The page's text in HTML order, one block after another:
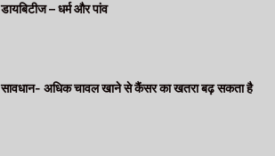
डायबिटीज – धर्म और पांव
सावधान- अधिक चावल खाने से कैंसर का खतरा बढ़ सकता है